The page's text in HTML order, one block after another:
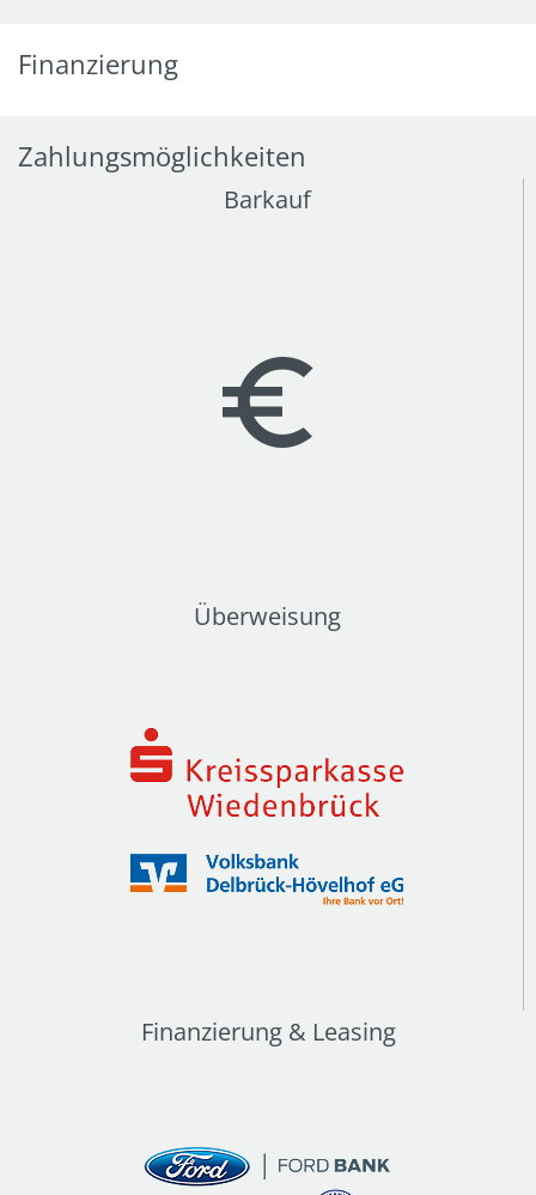
Finanzierung
Zahlungsmöglichkeiten
Barkauf
Überweisung
Finanzierung & Leasing